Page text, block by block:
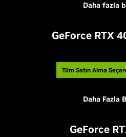
Daha fazla
GeForce RTX
Tüm Satın Alma
Daha Fazla
GeForce